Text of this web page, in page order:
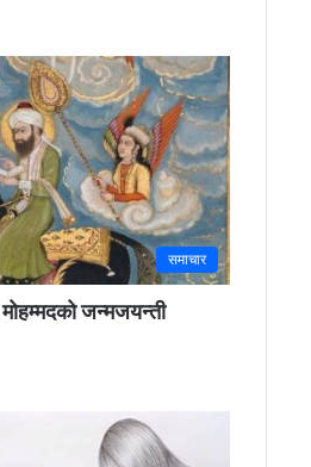
समाचार
जन्मजयन्ती